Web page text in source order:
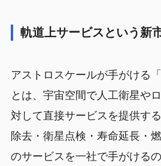
軌道上サービスという新
アストロスケールが手がける
とは、宇宙空間で人工衛星や
対して直接サービスを提供す
除去・衛星点検・寿命延長・
のサービスを一社で手がける